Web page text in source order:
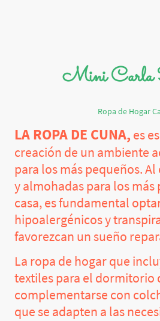
Mini Carla
Ropa de Hogar
LA ROPA DE CUNA, es
creación de un ambiente
para los más pequeños.
y almohadas para los más
casa, es fundamental
hipoalergénicos y
favorezcan un sueño
La ropa de hogar que
textiles para el dormitorio
complementarse con
que se adapten a las